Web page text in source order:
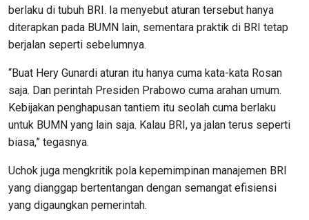
berlaku di tubuh BRI. Ia menyebut aturan tersebut hanya
diterapkan pada BUMN lain, sementara praktik di BRI tetap
berjalan seperti sebelumnya.
“Buat Hery Gunardi aturan itu hanya cuma kata-kata Rosan
saja. Dan perintah Presiden Prabowo cuma arahan umum.
Kebijakan penghapusan tantiem itu seolah cuma berlaku
untuk BUMN yang lain saja. Kalau BRI, ya jalan terus seperti
biasa,” tegasnya.
Uchok juga mengkritik pola kepemimpinan manajemen BRI
yang dianggap bertentangan dengan semangat efisiensi
yang digaungkan pemerintah.